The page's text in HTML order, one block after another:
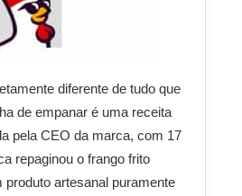
diferente de tudo que
de empanar é uma receita
pela CEO da marca, com 17
repaginou o frango frito
produto artesanal puramente